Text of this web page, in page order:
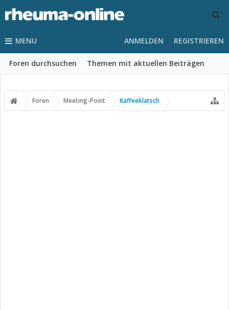
MENU
Foren durchsuchen Themen mit aktuellen Beiträgen
ANMELDEN REGISTRIEREN
Foren Meeting-Point Kaffeeklatsch